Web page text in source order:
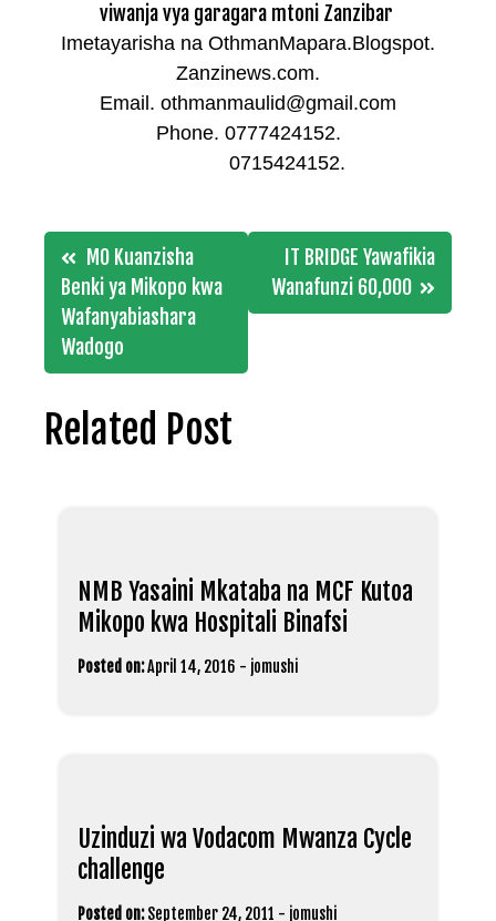
viwanja vya garagara mtoni Zanzibar
Imetayarisha na OthmanMapara.Blogspot.
Zanzinews.com.
Email. othmanmaulid@gmail.com
Phone. 0777424152.
0715424152.
Post
navigation
MO Kuanzisha
Benki ya Mikopo kwa
Wafanyabiashara
Wadogo
IT BRIDGE Yawafikia
Wanafunzi 60,000
Related Post
NMB Yasaini Mkataba na MCF Kutoa
Mikopo kwa Hospitali Binafsi
Posted on:April 14, 2016 - jomushi
Uzinduzi wa Vodacom Mwanza Cycle
challenge
Posted on: September 24, 2011 - jomushi